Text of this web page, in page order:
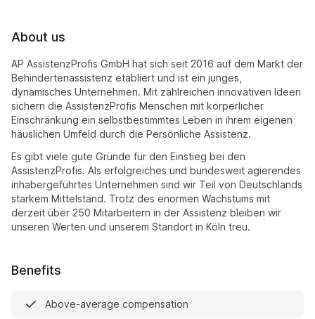
About us
AP AssistenzProfis GmbH hat sich seit 2016 auf dem Markt der
Behindertenassistenz etabliert und ist ein junges,
dynamisches Unternehmen. Mit zahlreichen innovativen Ideen
sichern die AssistenzProfis Menschen mit körperlicher
Einschränkung ein selbstbestimmtes Leben in ihrem eigenen
häuslichen Umfeld durch die Persönliche Assistenz.
Es gibt viele gute Gründe für den Einstieg bei den
AssistenzProfis. Als erfolgreiches und bundesweit agierendes
inhabergeführtes Unternehmen sind wir Teil von Deutschlands
starkem Mittelstand. Trotz des enormen Wachstums mit
derzeit über 250 Mitarbeitern in der Assistenz bleiben wir
unseren Werten und unserem Standort in Köln treu.
Benefits
Above-average compensation